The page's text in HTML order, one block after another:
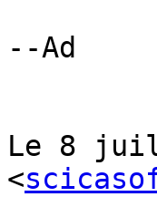
--Ad
Le 8
<